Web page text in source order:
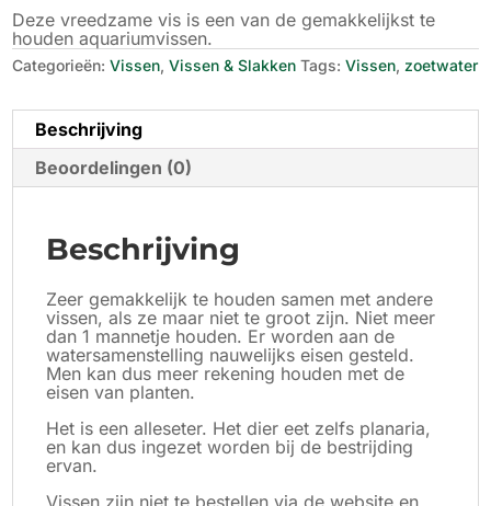
Deze vreedzame vis is een van de gemakkelijkst te
houden aquariumvissen.
Categorieën:Vissen,Vissen & Slakken Tags:Vissen, zoetwater
Beschrijving
Beoordelingen (0)
Beschrijving
Zeer gemakkelijk te houden samen met andere
vissen, als ze maar niet te groot zijn. Niet meer
dan 1 mannetje houden. Er worden aan de
watersamenstelling nauwelijks eisen gesteld.
Men kan dus meer rekening houden met de
eisen van planten.
Het is een alleseter. Het dier eet zelfs planaria,
en kan dus ingezet worden bij de bestrijding
ervan.
Vissen zijn niet te bestellen via de website en